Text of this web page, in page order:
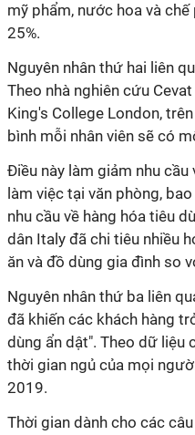
mỹ phẩm, nước hoa và
25%.
Nguyên nhân thứ hai liên
Theo nhà nghiên cứu
King's College London,
bình mỗi nhân viên sẽ có
Điều này làm giảm nhu cầu
làm việc tại văn phòng,
nhu cầu về hàng hóa tiêu
dân Italy đã chi tiêu nhiều
ăn và đồ dùng gia đình so
Nguyên nhân thứ ba liên
đã khiến các khách hàng
dùng ẩn dật". Theo dữ liệu
thời gian ngủ của mọi
2019.
Thời gian dành cho các